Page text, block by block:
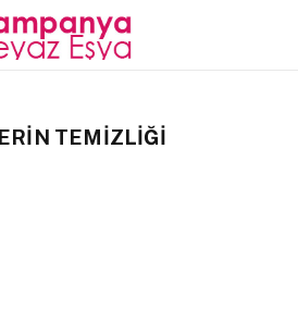
TEMIZLIĞI